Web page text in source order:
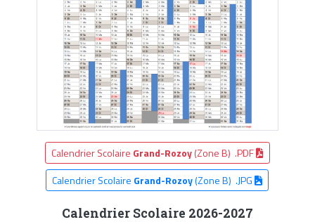
Calendrier Scolaire Grand-Rozoy(Zone B) .PDF
Calendrier Scolaire Grand-Rozoy(Zone B) .JPG
Calendrier Scolaire 2026-2027